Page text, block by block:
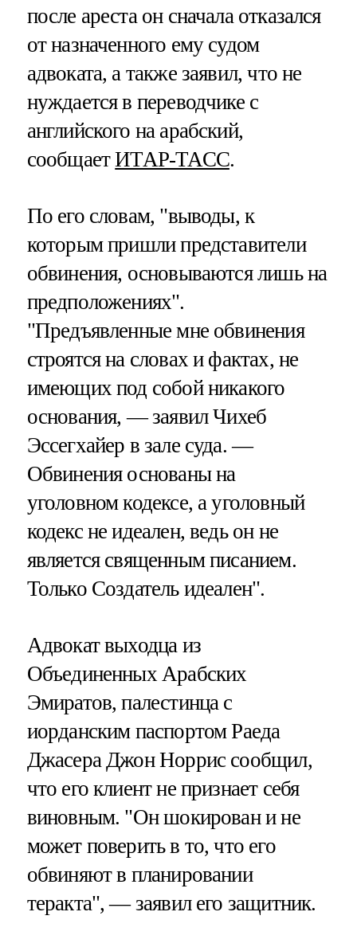
после ареста он сначала отказался
от назначенного ему судом
адвоката, а также заявил, что не
нуждается в переводчике с
английского на арабский,
сообщаетИТАР-ТАСС.
По его словам, "выводы, к
которым пришли представители
обвинения, основываются лишь на
предположениях".
"Предъявленные мне обвинения
строятся на словах и фактах, не
имеющих под собой никакого
основания, — заявил Чихеб
Эссегхайер в зале суда. —
Обвинения основаны на
уголовном кодексе, а уголовный
кодекс не идеален, ведь он не
является священным писанием.
Только Создатель идеален".
Адвокат выходца из
Объединенных Арабских
Эмиратов, палестинца с
иорданским паспортом Раеда
Джасера Джон Норрис сообщил,
что его клиент не признает себя
виновным. "Он шокирован и не
может поверить в то, что его
обвиняют в планировании
теракта", — заявил его защитник.